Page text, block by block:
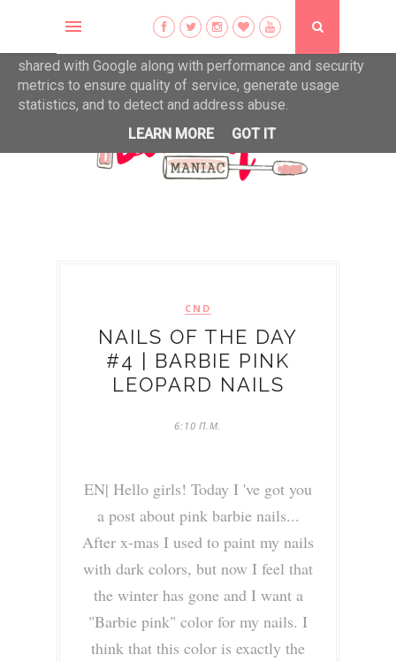
CND
NAILS OF THE DAY
#4 | BARBIE PINK
LEOPARD NAILS
6:10 Π.Μ.
EN| Hello girls! Today I 've got you
a post about pink barbie nails...
After x-mas I used to paint my nails
with dark colors, but now I feel that
the winter has gone and I want a
"Barbie pink" color for my nails. I
think that this color is exactly the
This site uses cookies from Google to deliver its services
shared with Google along with performance and security
metrics to ensure quality of service, generate usage
statistics, and to detect and address abuse.
LEARN MORE
GOT IT